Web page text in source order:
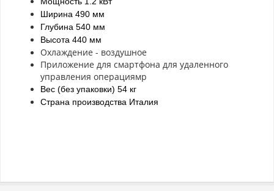
Ширина 490 мм
Глубина 540 мм
Высота 440 мм
Охлаждение - воздушное
Приложение для смартфона для удаленного
управления операциямр
Вес (без упаковки) 54 кг
Страна производства Италия